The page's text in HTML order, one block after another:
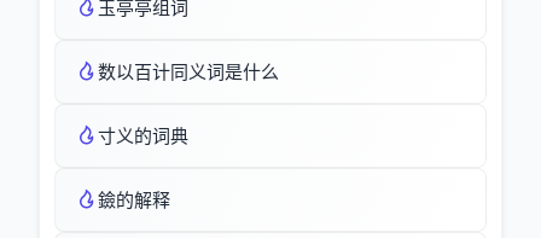
玉亭亭组词
数以百计同义词是什么
寸义的词典
鐱的解释